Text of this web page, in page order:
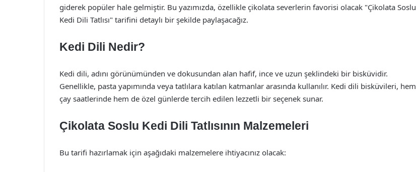
giderek popüler hale gelmiştir. Bu yazımızda, özellikle çikolata severlerin favorisi olacak "Çikolata Soslu
Kedi Dili Tatlısı" tarifini detaylı bir şekilde paylaşacağız.
Kedi Dili Nedir?
Kedi dili, adını görünümünden ve dokusundan alan hafif, ince ve uzun şeklindeki bir bisküvidir.
Genellikle, pasta yapımında veya tatlılara katılan katmanlar arasında kullanılır. Kedi dili bisküvileri, hem
çay saatlerinde hem de özel günlerde tercih edilen lezzetli bir seçenek sunar.
Çikolata Soslu Kedi Dili Tatlısının Malzemeleri
Bu tarifi hazırlamak için aşağıdaki malzemelere ihtiyacınız olacak: